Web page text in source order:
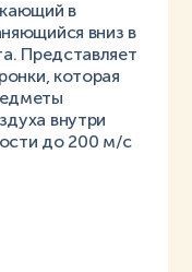
в
вниз в
Представляет
которая
внутри
до 200 м/с